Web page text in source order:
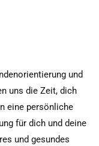
und
uns die Zeit, dich
eine persönliche
für dich und deine
und gesundes